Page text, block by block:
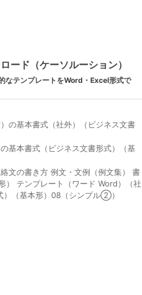
ード（ケーソルーション）
なテンプレートをWord・Excel形式で
の基本書式（社外）（ビジネス文書
基本書式（ビジネス文書形式）（基
文の書き方 例文・文例（例文集） 書
） テンプレート（ワード Word）（社
）（基本形）08（シンプル②）